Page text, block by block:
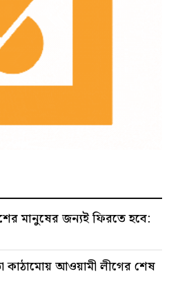
মানুষের জন্যই ফিরতে হবে:
কাঠামোয় আওয়ামী লীগের শেষ